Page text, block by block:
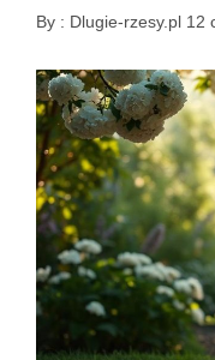
By : Dlugie-rzesy.pl 12